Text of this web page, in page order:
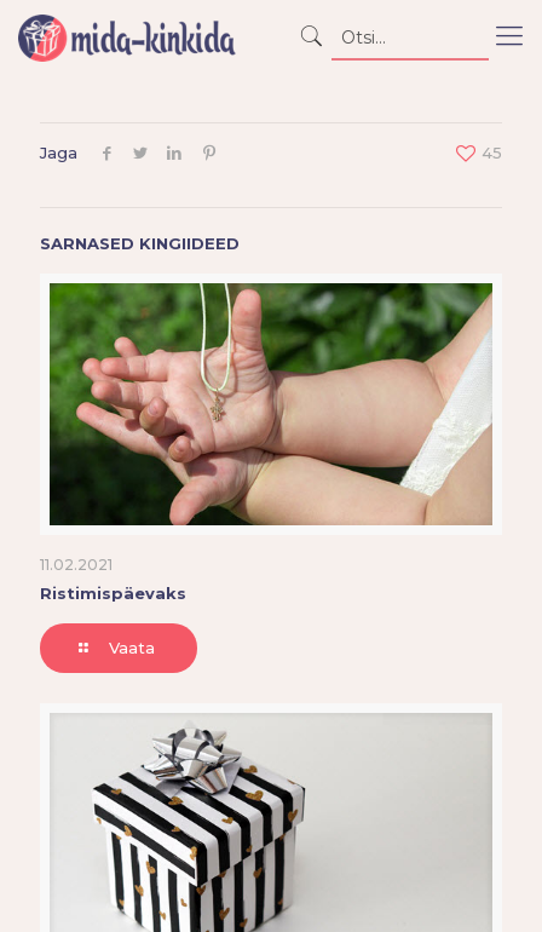
Jaga 45
SARNASED KINGIIDEED
11.02.2021
Ristimispäevaks
Vaata